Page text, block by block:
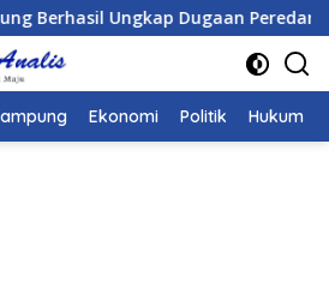
Narkoba di Lampung Tengah,
Ekonomi Politik Hukum